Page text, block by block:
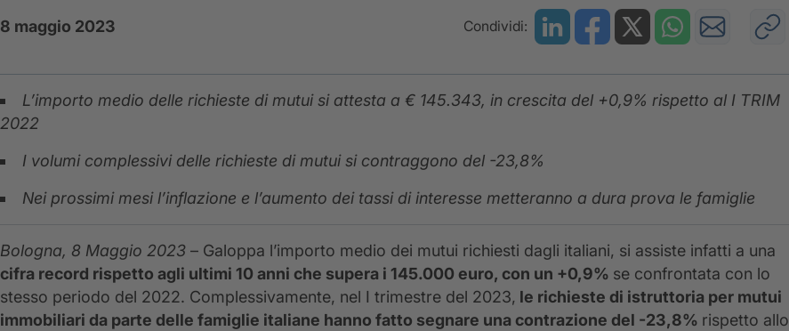
8 maggio 2023 Condividi:
L’importo medio delle richieste di mutui si attesta a € 145.343, in crescita del +0,9% rispetto al I TRIM
2022
I volumi complessivi delle richieste di mutui si contraggono del -23,8%
Nei prossimi mesi l’inflazione e l’aumento dei tassi di interesse metteranno a dura prova le famiglie
Bologna, 8 Maggio 2023 – Galoppa l’importo medio dei mutui richiesti dagli italiani, si assiste infatti a una
cifra record rispetto agli ultimi 10 anni che supera i 145.000 euro, con un +0,9% se confrontata con lo
stesso periodo del 2022. Complessivamente, nel I trimestre del 2023, le richieste di istruttoria per mutui
immobiliari da parte delle famiglie italiane hanno fatto segnare una contrazione del -23,8% rispetto allo